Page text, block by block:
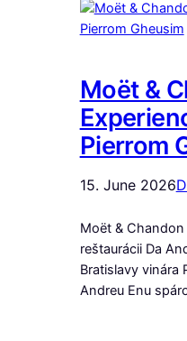
Moët &
Pierrom
15. June 2026
Moët &
reštaurácii Da
Bratislavy vinára
Andreu Enu